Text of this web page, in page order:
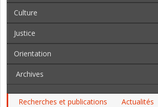
Culture
Justice
Orientation
Archives
Recherches et publications Actualités